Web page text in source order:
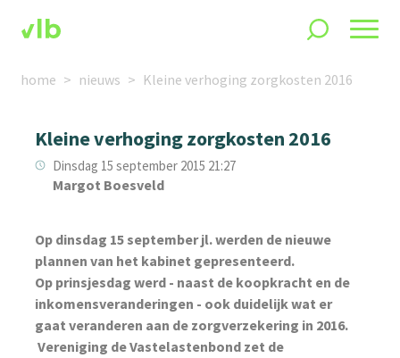
home nieuws Kleine verhoging zorgkosten 2016
Kleine verhoging zorgkosten 2016
Dinsdag 15 september 2015 21:27
Margot Boesveld
Op dinsdag 15 september jl. werden de nieuwe
plannen van het kabinet gepresenteerd.
Op prinsjesdag werd - naast de koopkracht en de
inkomensveranderingen - ook duidelijk wat er
gaat veranderen aan de zorgverzekering in 2016.
Vereniging de Vastelastenbond zet de